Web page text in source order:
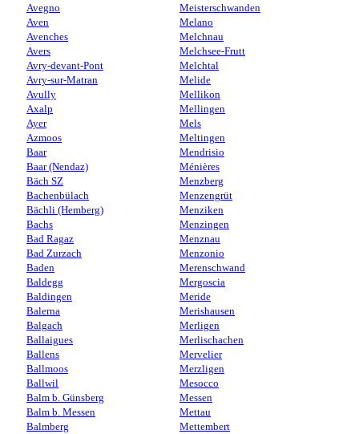
Avegno
Aven
Avenches
Avers
Avry-devant-Pont
Avry-sur-Matran
Avully
Axalp
Ayer
Azmoos
Baar
Baar (Nendaz)
Bäch SZ
Bachenbülach
Bächli (Hemberg)
Bachs
Bad Ragaz
Bad Zurzach
Baden
Baldegg
Baldingen
Balerna
Balgach
Ballaigues
Ballens
Ballmoos
Ballwil
Balm b. Günsberg
Balm b. Messen
Balmberg
Meisterschwanden
Melano
Melchnau
Melchsee-Frutt
Melchtal
Melide
Mellikon
Mellingen
Mels
Meltingen
Mendrisio
Ménières
Menzberg
Menzengrüt
Menziken
Menzingen
Menznau
Menzonio
Merenschwand
Mergoscia
Meride
Merishausen
Merligen
Merlischachen
Mervelier
Merzligen
Mesocco
Messen
Mettau
Mettembert